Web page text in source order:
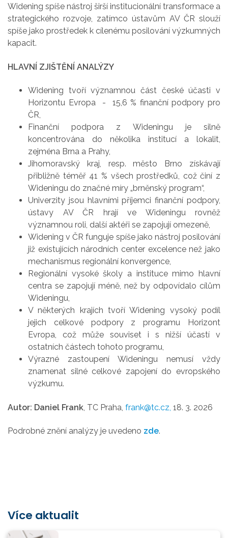
Widening spíše nástroj širší institucionální transformace a
strategického rozvoje, zatímco ústavům AV ČR slouží
spíše jako prostředek k cílenému posilování výzkumných
kapacit.
HLAVNÍ ZJIŠTĚNÍ ANALÝZY
Widening tvoří významnou část české účasti v
Horizontu Evropa - 15,6 % finanční podpory pro
ČR,
Finanční podpora z Wideningu je silně
koncentrována do několika institucí a lokalit,
zejména Brna a Prahy,
Jihomoravský kraj, resp. město Brno získávají
přibližně téměř 41 % všech prostředků, což činí z
Wideningu do značné míry „brněnský program“,
Univerzity jsou hlavními příjemci finanční podpory,
ústavy AV ČR hrají ve Wideningu rovněž
významnou roli, další aktéři se zapojují omezeně,
Widening v ČR funguje spíše jako nástroj posilování
již existujících národních center excelence než jako
mechanismus regionální konvergence,
Regionální vysoké školy a instituce mimo hlavní
centra se zapojují méně, než by odpovídalo cílům
Wideningu,
V některých krajích tvoří Widening vysoký podíl
jejich celkové podpory z programu Horizont
Evropa, což může souviset i s nižší účastí v
ostatních částech tohoto programu,
Výrazné zastoupení Wideningu nemusí vždy
znamenat silné celkové zapojení do evropského
výzkumu.
Autor: Daniel Frank , TC Praha, frank@tc.cz, 18. 3. 2026
Podrobné znění analýzy je uvedeno zde.
Více aktualit